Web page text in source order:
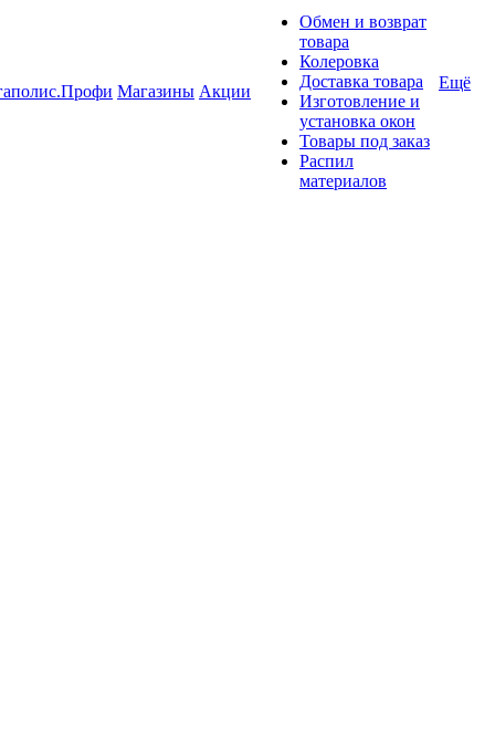
Магазины Акции
Обмен и возврат
товара
Колеровка
Доставка товара
Изготовление и
установка окон
Товары под заказ
Распил
материалов
Ещё